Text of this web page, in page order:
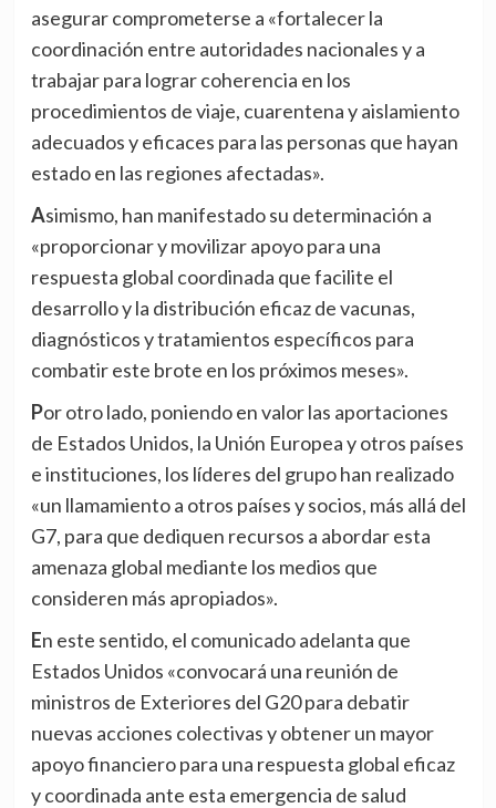
asegurar comprometerse a «fortalecer la
coordinación entre autoridades nacionales y a
trabajar para lograr coherencia en los
procedimientos de viaje, cuarentena y aislamiento
adecuados y eficaces para las personas que hayan
estado en las regiones afectadas».
Asimismo, han manifestado su determinación a
«proporcionar y movilizar apoyo para una
respuesta global coordinada que facilite el
desarrollo y la distribución eficaz de vacunas,
diagnósticos y tratamientos específicos para
combatir este brote en los próximos meses».
Por otro lado, poniendo en valor las aportaciones
de Estados Unidos, la Unión Europea y otros países
e instituciones, los líderes del grupo han realizado
«un llamamiento a otros países y socios, más allá del
G7, para que dediquen recursos a abordar esta
amenaza global mediante los medios que
consideren más apropiados».
En este sentido, el comunicado adelanta que
Estados Unidos «convocará una reunión de
ministros de Exteriores del G20 para debatir
nuevas acciones colectivas y obtener un mayor
apoyo financiero para una respuesta global eficaz
y coordinada ante esta emergencia de salud